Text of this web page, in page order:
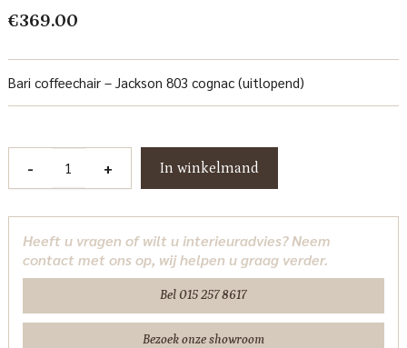
€369.00
Bari coffeechair – Jackson 803 cognac (uitlopend)
-
Jackson
803
cognac
Living
+ In winkelmand
Heeft u vragen of wilt u interieuradvies? Neem
contact met ons op, wij helpen u graag verder.
Bel 015 257 8617
Bezoek onze showroom